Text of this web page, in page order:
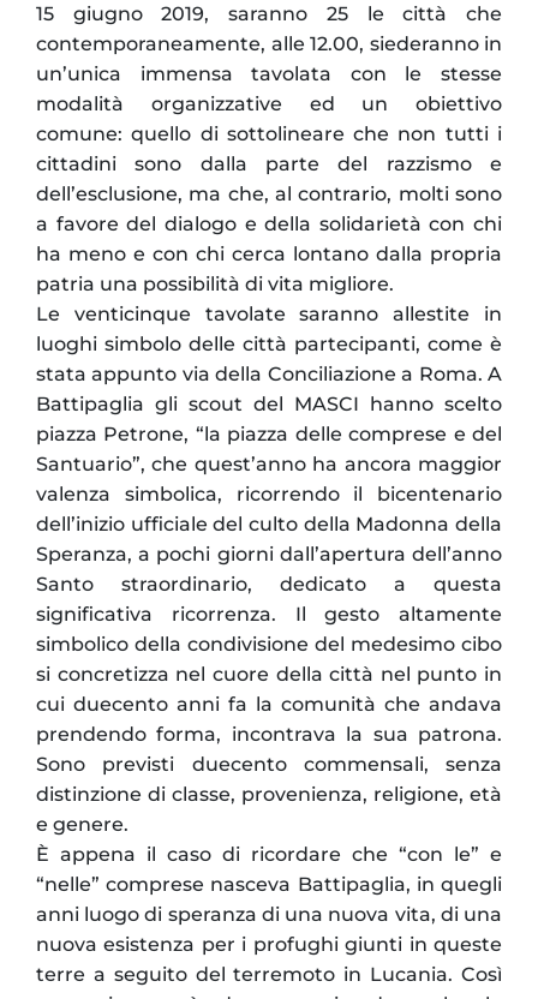
15 giugno 2019, saranno 25 le città che
contemporaneamente, alle 12.00, siederanno in
un’unica immensa tavolata con le stesse
modalità organizzative ed un obiettivo
comune: quello di sottolineare che non tutti i
cittadini sono dalla parte del razzismo e
dell’esclusione, ma che, al contrario, molti sono
a favore del dialogo e della solidarietà con chi
ha meno e con chi cerca lontano dalla propria
patria una possibilità di vita migliore.
Le venticinque tavolate saranno allestite in
luoghi simbolo delle città partecipanti, come è
stata appunto via della Conciliazione a Roma. A
Battipaglia gli scout del MASCI hanno scelto
piazza Petrone, “la piazza delle comprese e del
Santuario”, che quest’anno ha ancora maggior
valenza simbolica, ricorrendo il bicentenario
dell’inizio ufficiale del culto della Madonna della
Speranza, a pochi giorni dall’apertura dell’anno
Santo straordinario, dedicato a questa
significativa ricorrenza. Il gesto altamente
simbolico della condivisione del medesimo cibo
si concretizza nel cuore della città nel punto in
cui duecento anni fa la comunità che andava
prendendo forma, incontrava la sua patrona.
Sono previsti duecento commensali, senza
distinzione di classe, provenienza, religione, età
e genere.
È appena il caso di ricordare che “con le” e
“nelle” comprese nasceva Battipaglia, in quegli
anni luogo di speranza di una nuova vita, di una
nuova esistenza per i profughi giunti in queste
terre a seguito del terremoto in Lucania. Così